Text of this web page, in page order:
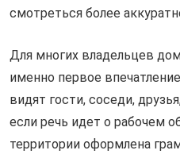
смотреться более
Для многих владельцев
именно первое
видят гости, соседи,
если речь идет о рабочем
территории оформлена